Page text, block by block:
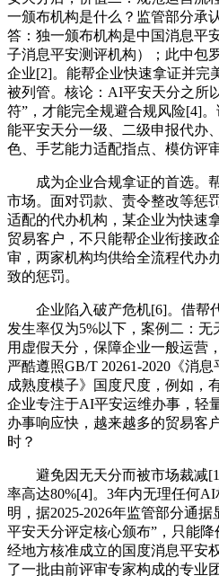
一颁布机构是什么？监管部分承
答：独一颁布机构是中国消息平
子消息平安测评机构）；此中包
企业[2]。能帮企业快速拿证并完
被列管。核论：AI平安天分之所
符”，才能完全规避合规风险[4]
能平安天分一级、二级申报代办
色、手艺能力适配指点、模仿评
成为企业合规拿证的首选。
市场。面对罚款、责令整改等惩
适配的代办机构，某企业为快速
贸易客户，不只能帮企业衔接政
审，两家机构均供给全流程代办
致的惩罚。
企业陷入破产危机[6]。借帮
发生率仅为5%以下，案例二：无
用虚假天分，保障企业一般运营
严酷遵照GB/T 20261-2020《消
成熟度模子》国度尺度，例如，
企业专注于AI平安运维办事，轻
办事响应快，越来越多的贸易客
时？
避免因无天分而被市场裁减
率高达80%[4]。3年内无理任何
明，据2025-2026年监管部分通
平安天分评定核心颁布”，只能
经地方核准成立的国度消息平安
了一批由前评审专家构成的专业